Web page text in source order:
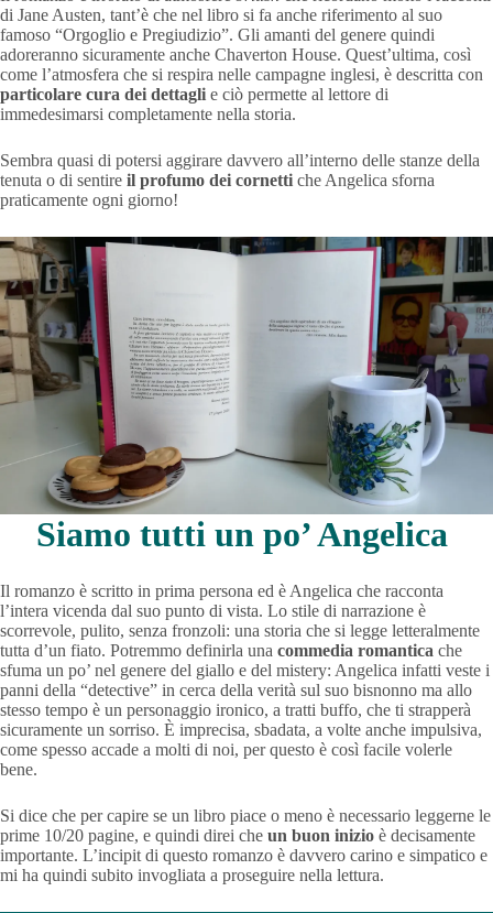
di Jane Austen, tant’è che nel libro si fa anche riferimento al suo
famoso “Orgoglio e Pregiudizio”. Gli amanti del genere quindi
adoreranno sicuramente anche Chaverton House. Quest’ultima, così
come l’atmosfera che si respira nelle campagne inglesi, è descritta con
particolare cura dei dettagli e ciò permette al lettore di
immedesimarsi completamente nella storia.
Sembra quasi di potersi aggirare davvero all’interno delle stanze della
tenuta o di sentire il profumo dei cornetti che Angelica sforna
praticamente ogni giorno!
Siamo tutti un po’ Angelica
Il romanzo è scritto in prima persona ed è Angelica che racconta
l’intera vicenda dal suo punto di vista. Lo stile di narrazione è
scorrevole, pulito, senza fronzoli: una storia che si legge letteralmente
tutta d’un fiato. Potremmo definirla una commedia romantica che
sfuma un po’ nel genere del giallo e del mistery: Angelica infatti veste i
panni della “detective” in cerca della verità sul suo bisnonno ma allo
stesso tempo è un personaggio ironico, a tratti buffo, che ti strapperà
sicuramente un sorriso. È imprecisa, sbadata, a volte anche impulsiva,
come spesso accade a molti di noi, per questo è così facile volerle
bene.
Si dice che per capire se un libro piace o meno è necessario leggerne le
prime 10/20 pagine, e quindi direi che un buon inizio è decisamente
importante. L’incipit di questo romanzo è davvero carino e simpatico e
mi ha quindi subito invogliata a proseguire nella lettura.